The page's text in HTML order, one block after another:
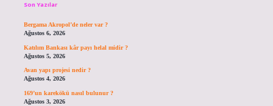
Son Yazılar
Bergama Akropol’de neler var ?
Ağustos 6, 2026
Katılım Bankası kâr payı helal midir ?
Ağustos 5, 2026
Avan yapı projesi nedir ?
Ağustos 4, 2026
169’un karekökü nasıl bulunur ?
Ağustos 3, 2026